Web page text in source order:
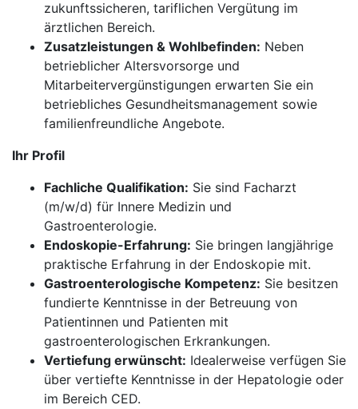
zukunftssicheren, tariflichen Vergütung im
ärztlichen Bereich.
Zusatzleistungen & Wohlbefinden: Neben
betrieblicher Altersvorsorge und
Mitarbeitervergünstigungen erwarten Sie ein
betriebliches Gesundheitsmanagement sowie
familienfreundliche Angebote.
Ihr Profil
Fachliche Qualifikation: Sie sind Facharzt
(m/w/d) für Innere Medizin und
Gastroenterologie.
Endoskopie-Erfahrung: Sie bringen langjährige
praktische Erfahrung in der Endoskopie mit.
Gastroenterologische Kompetenz: Sie besitzen
fundierte Kenntnisse in der Betreuung von
Patientinnen und Patienten mit
gastroenterologischen Erkrankungen.
Vertiefung erwünscht: Idealerweise verfügen Sie
über vertiefte Kenntnisse in der Hepatologie oder
im Bereich CED.